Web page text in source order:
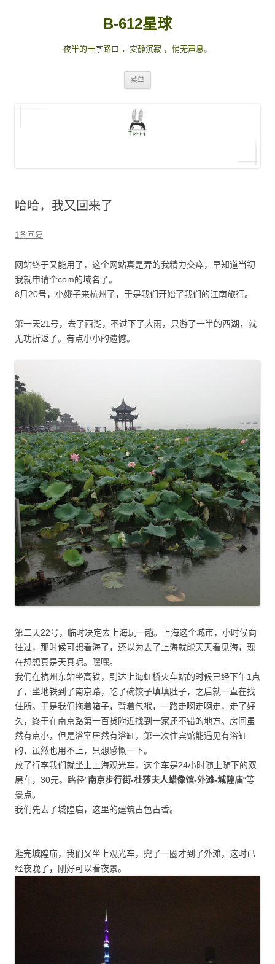
B-612星球
夜半的十字路口 ，安静沉寂 ，悄无声息。
菜单
哈哈，我又回来了
1条回复
网站终于又能用了，这个网站真是弄的我精力交瘁，早知道当初
我就申请个com的域名了。
8月20号，小娥子来杭州了，于是我们开始了我们的江南旅行。
第一天21号，去了西湖，不过下了大雨，只游了一半的西湖，就
无功折返了。有点小小的遗憾。
第二天22号，临时决定去上海玩一趟。上海这个城市，小时候向
往过，那时候可想看海了，还以为去了上海就能天天看见海，现
在想想真是天真呢。嘿嘿。
我们在杭州东站坐高铁，到达上海虹桥火车站的时候已经下午1点
了，坐地铁到了南京路，吃了碗饺子填填肚子，之后就一直在找
住所。于是我们拖着箱子，背着包袱，一路走啊走啊走，走了好
久，终于在南京路第一百货附近找到一家还不错的地方。房间虽
然有点小，但是浴室居然有浴缸，第一次住宾馆能遇见有浴缸
的，虽然也用不上，只想感慨一下。
放了行李我们就坐上上海观光车，这个车是24小时随上随下的双
层车，30元。路径”南京步行街-杜莎夫人蜡像馆-外滩-城隍庙“等
景点。
我们先去了城隍庙，这里的建筑古色古香。
逛完城隍庙，我们又坐上观光车，兜了一圈才到了外滩，这时已
经夜晚了，刚好可以看夜景。